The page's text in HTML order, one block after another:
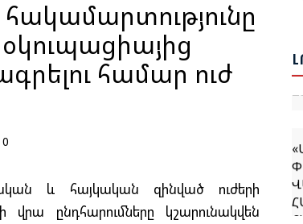
հակամարտությունը
համար ուժ
և հայկական զինված ուժերի
ընդհարումները կշարունակվեն